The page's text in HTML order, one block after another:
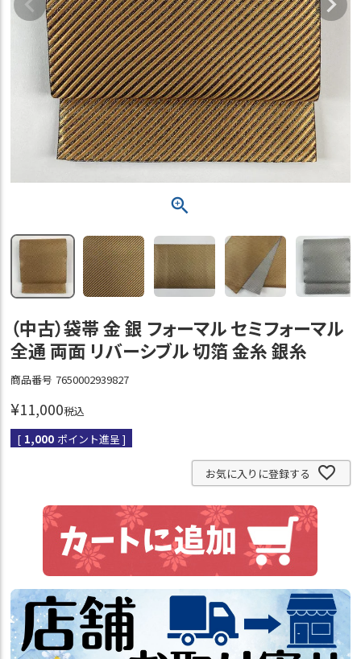
（中古）袋帯 金 銀 フォーマル セミフォーマル
全通 両面 リバーシブル 切箔 金糸 銀糸
商品番号 7650002939827
¥11,000税込
[ 1,000 ポイント進呈 ]
お気に入りに登録する